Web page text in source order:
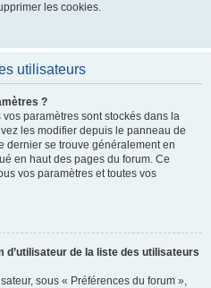
les cookies.
utilisateurs
?
paramètres sont stockés dans la
les modifier depuis le panneau de
dernier se trouve généralement en
en haut des pages du forum. Ce
vos paramètres et toutes vos
d’utilisateur de la liste des utilisateurs
sous « Préférences du forum »,